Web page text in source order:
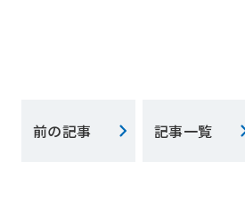
前の記事 記事一覧